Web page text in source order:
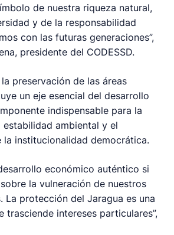
de nuestra riqueza natural,
y de la responsabilidad
con las futuras generaciones”,
presidente del CODESSD.
preservación de las áreas
un eje esencial del desarrollo
indispensable para la
estabilidad ambiental y el
institucionalidad democrática.
económico auténtico si
la vulneración de nuestros
La protección del Jaragua es una
trasciende intereses particulares”,